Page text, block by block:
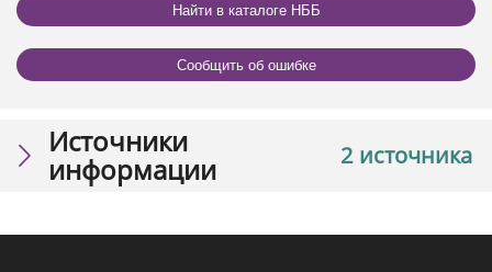
Найти в каталоге НББ
Сообщить об ошибке
2 источника
Источники
информации